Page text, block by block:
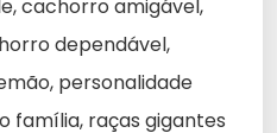
cachorro amigável,
dependável,
personalidade
família, raças gigantes